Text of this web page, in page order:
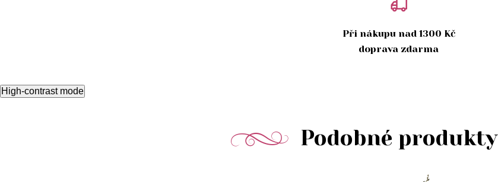
Při nákupu nad 1300 Kč
doprava zdarma
High-contrast mode
Podobné produkty